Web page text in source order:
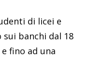
di licei e
banchi dal 18
fino ad una